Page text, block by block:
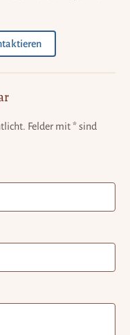
Felder mit * sind